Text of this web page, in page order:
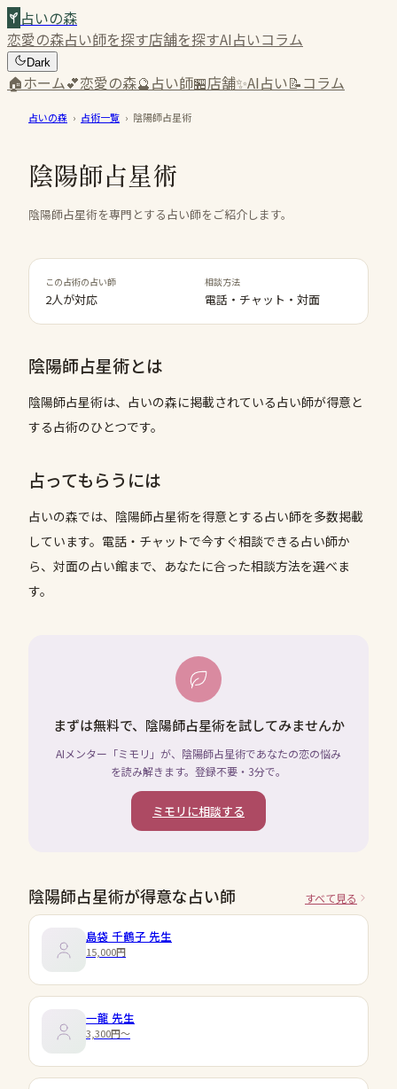
占いの森
恋愛の森占い師を探す店舗を探すAI占いコラム
Dark
🏠ホーム💕恋愛の森🔮占い師🏪店舗✨AI占い📝コラム
占いの森 › 占術一覧 › 陰陽師占星術
陰陽師占星術
陰陽師占星術を専門とする占い師をご紹介します。
この占術の占い師
2人が対応
相談方法
電話・チャット・対面
陰陽師占星術とは
陰陽師占星術は、占いの森に掲載されている占い師が得意と
する占術のひとつです。
占ってもらうには
占いの森では、 陰陽師占星術を得意とする占い師を多数掲載
しています。電話・チャットで今すぐ相談できる占い師か
ら、対面の占い館まで、あなたに合った相談方法を選べま
す。
まずは無料で、陰陽師占星術を試してみませんか
AIメンター「ミモリ」が、陰陽師占星術であなたの恋の悩み
を読み解きます。登録不要・3分で。
ミモリに相談する
陰陽師占星術が得意な占い師 すべて見る
島袋 千鶴子 先生
15,000円
一龍 先生
3,300円〜